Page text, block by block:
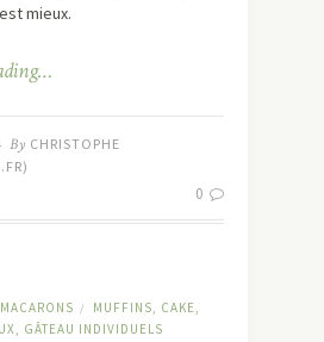
mieux.
By CHRISTOPHE
0
MACARONS /
MUFFINS, CAKE,
GÂTEAU INDIVIDUELS